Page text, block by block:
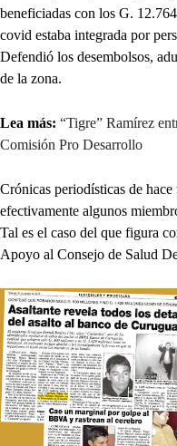
beneficiadas con los G.
covid estaba integrada por
Defendió los desembolsos,
de la zona.
Lea más: “Tigre” Ramírez
Comisión Pro Desarrollo
Crónicas periodísticas de
efectivamente algunos
Tal es el caso del que figura
Apoyo al Consejo de Salud